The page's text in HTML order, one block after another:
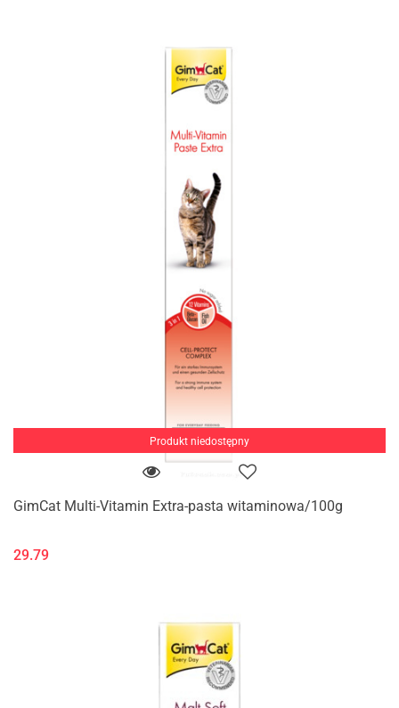
Produkt niedostępny
GimCat Multi-Vitamin Extra-pasta witaminowa/100g
29.79